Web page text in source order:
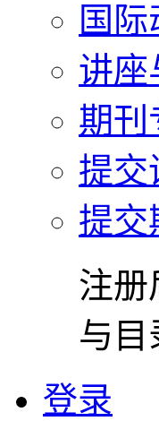
国际
讲座
期刊
提交
提交
注册
与目
登录